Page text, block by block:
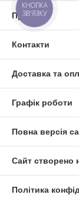
Про нас
Контакти
Доставка та
Графік роботи
Повна версія
Сайт створено
Політика
КНОПКА
ЗВ'ЯЗКУ